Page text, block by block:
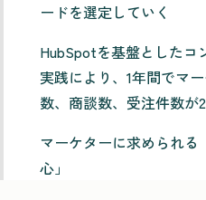
ードを選定していく
HubSpotを基盤としたコ
実践により、1年間でマ
数、商談数、受注件数が
マーケターに求められ
心」